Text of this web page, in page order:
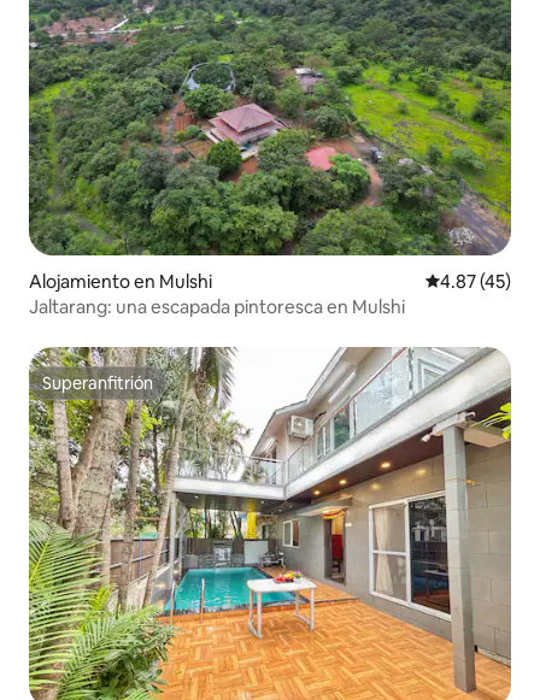
Alojamiento en Mulshi Calificación
4.87 (45)
Jaltarang: una escapada pintoresca en Mulshi
Superanfitrión
Superanfitrión